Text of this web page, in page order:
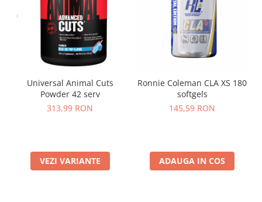
Universal Animal Cuts
Powder 42 serv
313,99 RON
VEZI VARIANTE
Ronnie Coleman CLA XS 180
softgels
145,59 RON
ADAUGA IN COS